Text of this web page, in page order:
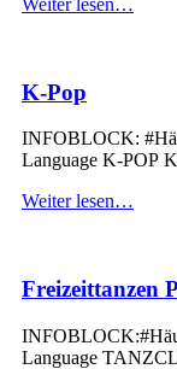
Weiter lesen…
K-Pop
INFOBLOCK:
Language K-POP
Weiter lesen“K-
…
Freizeittanzen
Language